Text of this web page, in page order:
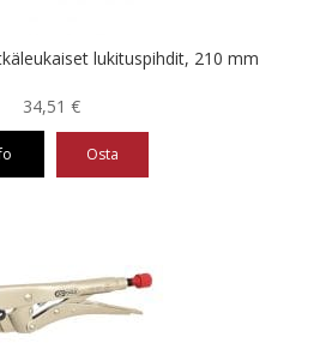
lukituspihdit, 210 mm
34,51 €
Osta